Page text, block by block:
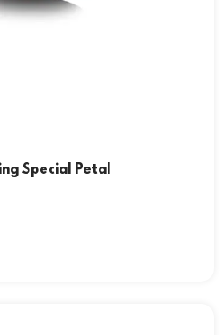
Special Petal